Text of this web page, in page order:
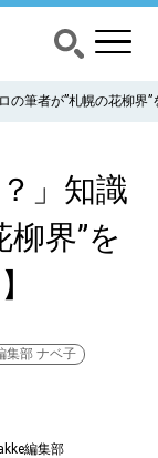
の筆者が”札幌の花柳界
」知識
界”を
集部 ナベ子
編集部